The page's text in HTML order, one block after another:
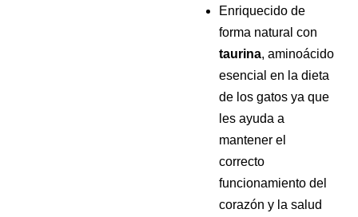
Enriquecido de
forma natural con
taurina, aminoácido
esencial en la dieta
de los gatos ya que
les ayuda a
mantener el
correcto
funcionamiento del
corazón y la salud